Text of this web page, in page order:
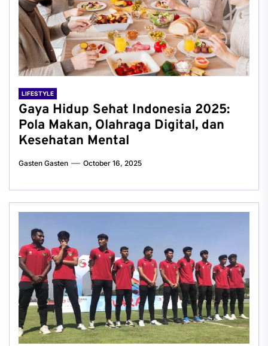
LIFESTYLE
Gaya Hidup Sehat Indonesia 2025:
Pola Makan, Olahraga Digital, dan
Kesehatan Mental
Gasten Gasten October 16, 2025